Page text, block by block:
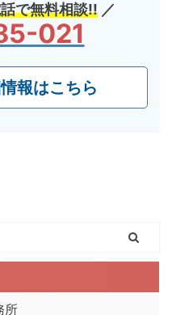
で無料相談!! ／
021
報はこちら
所